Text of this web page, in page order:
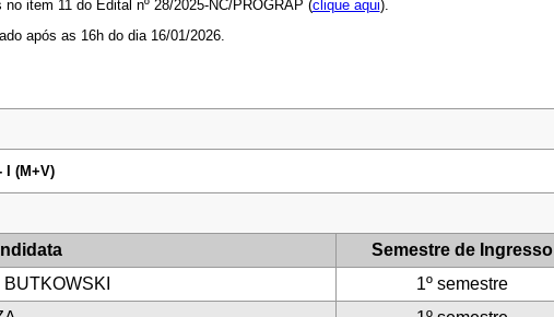
item 11 do Edital nº 28/2025-NC/PROGRAP (clique aqui).
após as 16h do dia 16/01/2026.
I (M+V)
Semestre de Ingresso
1º semestre